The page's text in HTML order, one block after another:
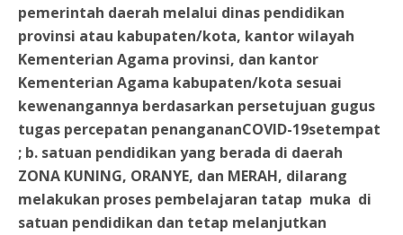
pemerintah daerah melalui dinas pendidikan
provinsi atau kabupaten/kota, kantor wilayah
Kementerian Agama provinsi, dan kantor
Kementerian Agama kabupaten/kota sesuai
kewenangannya berdasarkan persetujuan gugus
tugas percepatan penangananCOVID-19setempat
; b. satuan pendidikan yang berada di daerah
ZONA KUNING, ORANYE, dan MERAH, dilarang
melakukan proses pembelajaran tatap muka di
satuan pendidikan dan tetap melanjutkan